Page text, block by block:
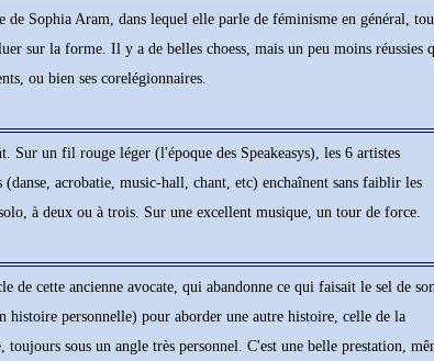
de Sophia Aram, dans lequel elle parle de féminisme en général,
sur la forme. Il y a de belles choess, mais un peu moins réussies
ou bien ses corelégionnaires.
Sur un fil rouge léger (l'époque des Speakeasys), les 6 artistes
acrobatie, music-hall, chant, etc) enchaînent sans faiblir les
à deux ou à trois. Sur une excellent musique, un tour de force.
de cette ancienne avocate, qui abandonne ce qui faisait le sel de son
histoire personnelle) pour aborder une autre histoire, celle de la
sous un angle très personnel. C'est une belle prestation,